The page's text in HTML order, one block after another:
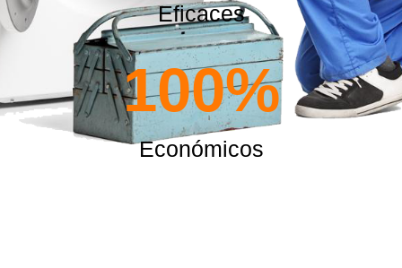
Eficaces
Económicos
100%